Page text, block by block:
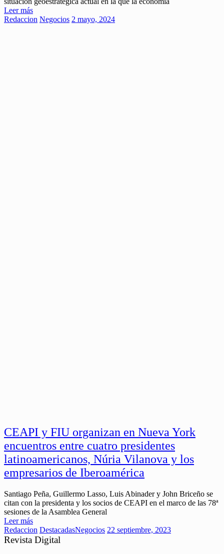
Leer más
Redaccion Negocios 2 mayo, 2024
CEAPI y FIU organizan en Nueva York
encuentros entre cuatro presidentes
latinoamericanos, Núria Vilanova y los
empresarios de Iberoamérica
Santiago Peña, Guillermo Lasso, Luis Abinader y John Briceño se
citan con la presidenta y los socios de CEAPI en el marco de las 78ª
sesiones de la Asamblea General
Leer más
Redaccion DestacadasNegocios 22 septiembre, 2023
Revista Digital